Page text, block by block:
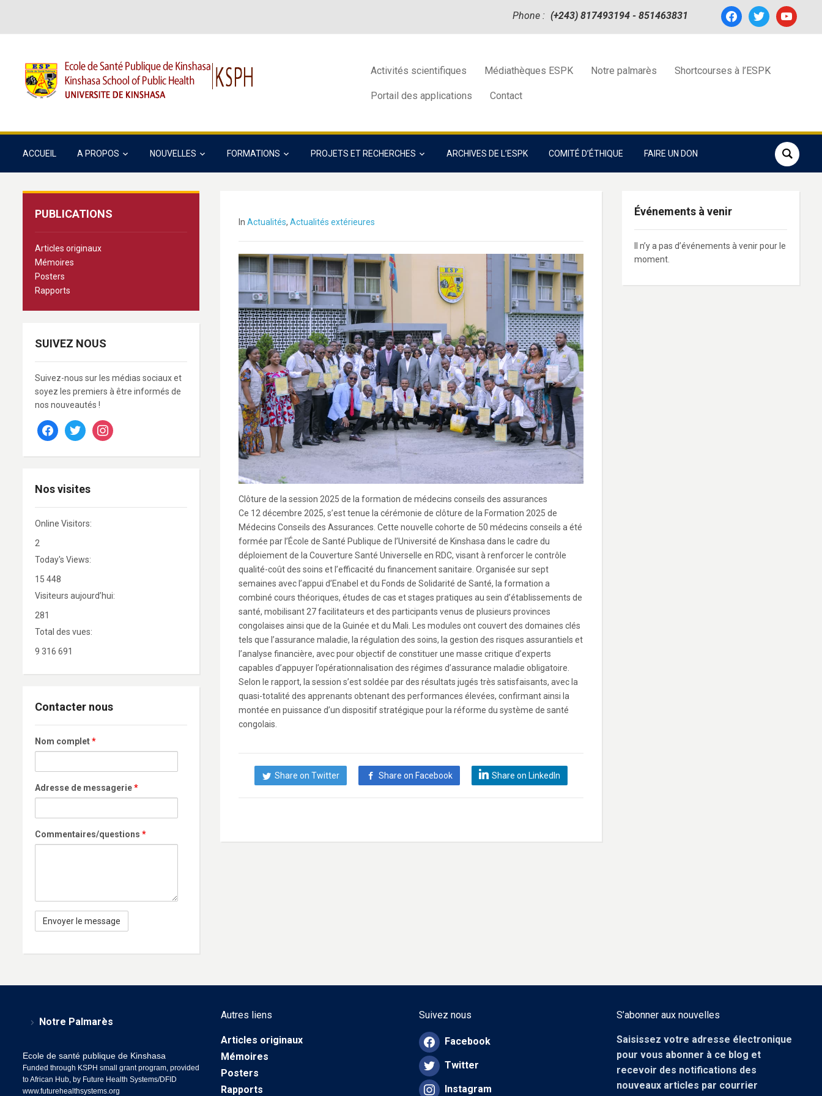
facebooktwitter youtube
Phone : (+243) 817493194 - 851463831
Activités scientifiques Médiathèques ESPK Notre palmarès Shortcourses à l’ESPK
Portail des applications Contact
ACCUEIL A PROPOS NOUVELLES FORMATIONS PROJETS ET RECHERCHES ARCHIVES DE L’ESPK COMITÉ D’ÉTHIQUE FAIRE UN DON
PUBLICATIONS
Articles originaux
Mémoires
Posters
Rapports
SUIVEZ NOUS
Suivez-nous sur les médias sociaux et
soyez les premiers à être informés de
nos nouveautés !
facebooktwitter instagram
Nos visites
Online Visitors:
2
Today's Views:
15 448
Visiteurs aujourd’hui:
281
Total des vues:
9 316 691
Contacter nous
Nom complet*
Adresse de messagerie*
Commentaires/questions *
In Actualités, Actualités extérieures
Clôture de la session 2025 de la formation de médecins conseils des assurances
Ce 12 décembre 2025, s’est tenue la cérémonie de clôture de la Formation 2025 de
Médecins Conseils des Assurances. Cette nouvelle cohorte de 50 médecins conseils a été
formée par l’École de Santé Publique de l’Université de Kinshasa dans le cadre du
déploiement de la Couverture Santé Universelle en RDC, visant à renforcer le contrôle
qualité-coût des soins et l’efficacité du financement sanitaire. Organisée sur sept
semaines avec l’appui d’Enabel et du Fonds de Solidarité de Santé, la formation a
combiné cours théoriques, études de cas et stages pratiques au sein d’établissements de
santé, mobilisant 27 facilitateurs et des participants venus de plusieurs provinces
congolaises ainsi que de la Guinée et du Mali. Les modules ont couvert des domaines clés
tels que l’assurance maladie, la régulation des soins, la gestion des risques assurantiels et
l’analyse financière, avec pour objectif de constituer une masse critique d’experts
capables d’appuyer l’opérationnalisation des régimes d’assurance maladie obligatoire.
Selon le rapport, la session s’est soldée par des résultats jugés très satisfaisants, avec la
quasi-totalité des apprenants obtenant des performances élevées, confirmant ainsi la
montée en puissance d’un dispositif stratégique pour la réforme du système de santé
congolais.
Share on Twitter Share on Facebook Share on LinkedIn
Événements à venir
Il n’y a pas d’événements à venir pour le
moment.
Notre Palmarès
Ecole de santé publique de Kinshasa
Funded through KSPH small grant program, provided
to African Hub, by Future Health Systems/DFID
www.futurehealthsystems.org
Autres liens
Articles originaux
Mémoires
Posters
Rapports
Suivez nous
Facebook
Twitter
Instagram
S’abonner aux nouvelles
Saisissez votre adresse électronique
pour vous abonner à ce blog et
recevoir des notifications des
nouveaux articles par courrier